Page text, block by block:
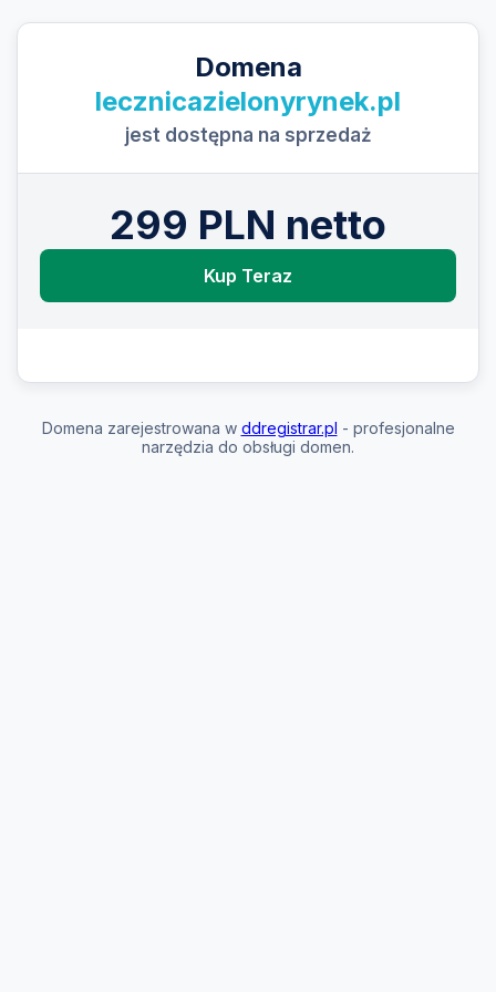
Domena
lecznicazielonyrynek.pl
jest dostępna na sprzedaż
299 PLN netto
Kup Teraz
Domena zarejestrowana w ddregistrar.pl - profesjonalne
narzędzia do obsługi domen.